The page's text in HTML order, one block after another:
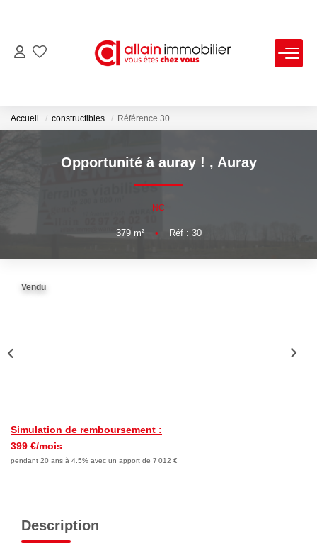
LOCATIONS
ESTIMATION
MON COMPTE
Accueil constructibles Référence 30
Opportunité à auray ! , Auray
NC
379m² • Réf : 30
Vendu
Simulation de remboursement :
399 €/mois
pendant 20 ans à 4.5% avec un apport de 7 012 €
Description